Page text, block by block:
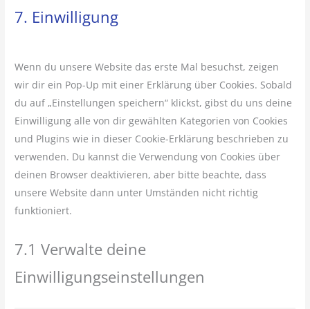
7. Einwilligung
Wenn du unsere Website das erste Mal besuchst, zeigen
wir dir ein Pop-Up mit einer Erklärung über Cookies. Sobald
du auf „Einstellungen speichern“ klickst, gibst du uns deine
Einwilligung alle von dir gewählten Kategorien von Cookies
und Plugins wie in dieser Cookie-Erklärung beschrieben zu
verwenden. Du kannst die Verwendung von Cookies über
deinen Browser deaktivieren, aber bitte beachte, dass
unsere Website dann unter Umständen nicht richtig
funktioniert.
7.1 Verwalte deine
Einwilligungseinstellungen